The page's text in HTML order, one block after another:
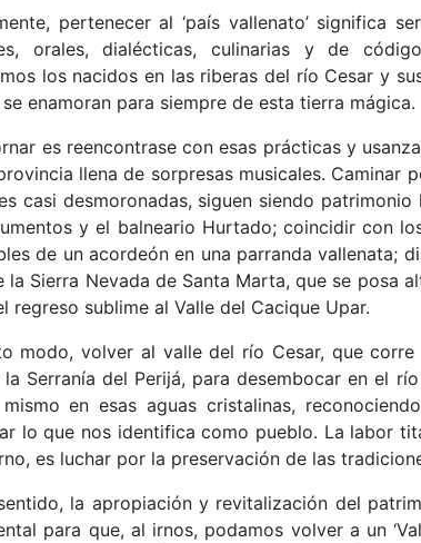
pertenecer al ‘país vallenato’ significa
orales, dialécticas, culinarias y de
los nacidos en las riberas del río Cesar y
enamoran para siempre de esta tierra mágica.
es reencontrase con esas prácticas y
llena de sorpresas musicales. Caminar
casi desmoronadas, siguen siendo
y el balneario Hurtado; coincidir con
de un acordeón en una parranda vallenata;
la Sierra Nevada de Santa Marta, que se posa
regreso sublime al Valle del Cacique Upar.
modo, volver al valle del río Cesar, que
Serranía del Perijá, para desembocar en el
en esas aguas cristalinas,
lo que nos identifica como pueblo. La labor
es luchar por la preservación de las
la apropiación y revitalización del
para que, al irnos, podamos volver a un